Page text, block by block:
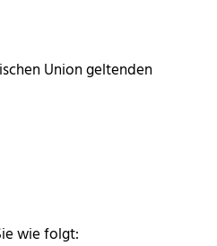
Union geltenden
wie folgt: